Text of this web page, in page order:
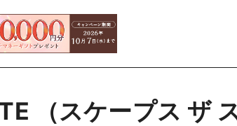
（スケープス ザ